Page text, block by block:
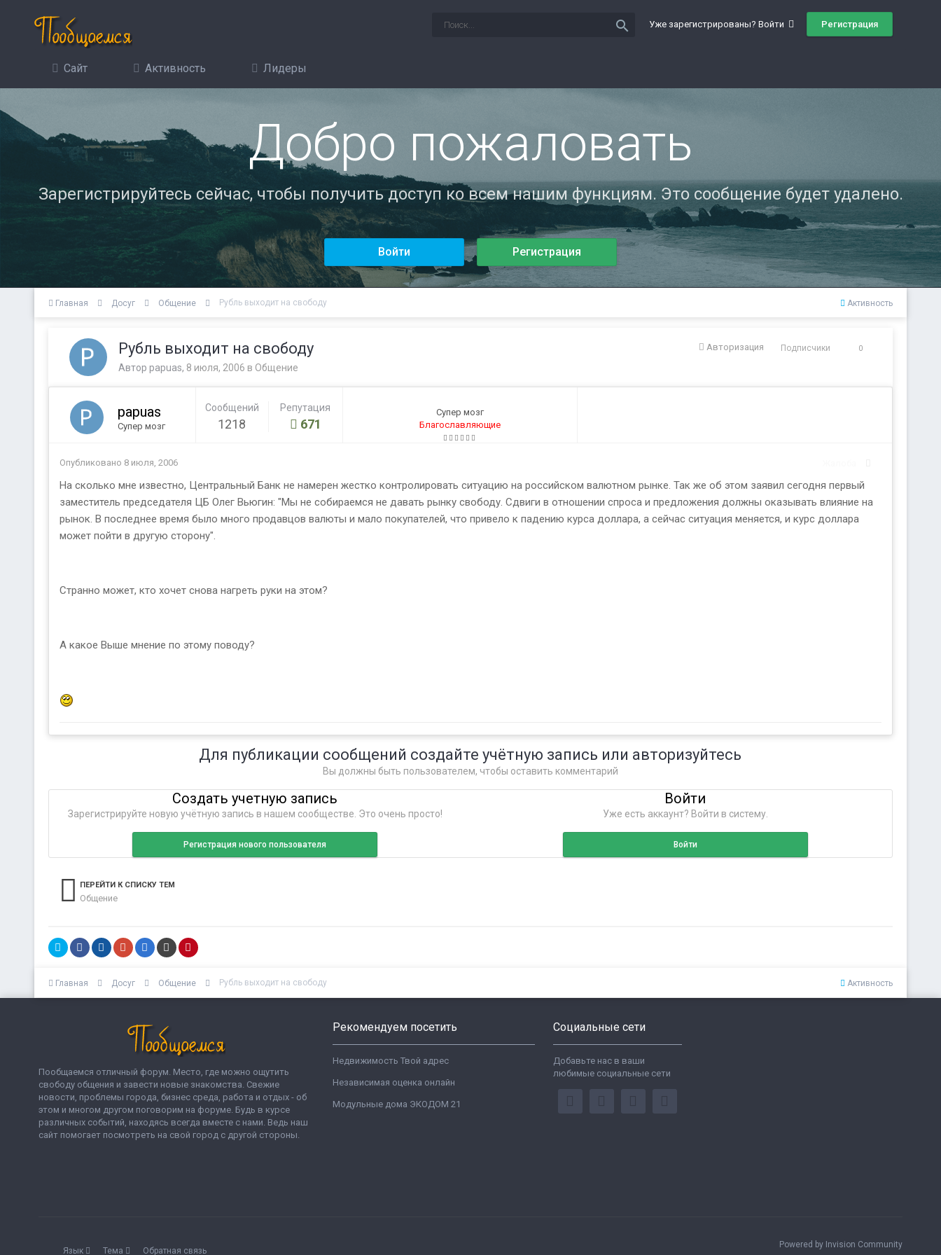
Уже зарегистрированы? Войти Регистрация
search
Сайт Активность Лидеры
Добро пожаловать
Зарегистрируйтесь сейчас, чтобы получить доступ ко всем нашим функциям. Это сообщение будет удалено.
Войти Регистрация
Активность
Главная Досуг Общение Рубль выходит на свободу
Авторизация Подписчики 0
Рубль выходит на свободу
Автор papuas, 8 июля, 2006 в Общение
papuas
Супер мозг
Сообщений
1218
Репутация
671
Супер мозг
Благославляющие
Опубликовано 8 июля, 2006
На сколько мне известно, Центральный Банк не намерен жестко контролировать ситуацию на российском валютном рынке. Так же об этом заявил сегодня первый
заместитель председателя ЦБ Олег Вьюгин: "Мы не собираемся не давать рынку свободу. Сдвиги в отношении спроса и предложения должны оказывать влияние на
рынок. В последнее время было много продавцов валюты и мало покупателей, что привело к падению курса доллара, а сейчас ситуация меняется, и курс доллара
может пойти в другую сторону".
Странно может, кто хочет снова нагреть руки на этом?
А какое Выше мнение по этому поводу?
Для публикации сообщений создайте учётную запись или авторизуйтесь
Вы должны быть пользователем, чтобы оставить комментарий
Создать учетную запись
Зарегистрируйте новую учётную запись в нашем сообществе. Это очень просто!
Регистрация нового пользователя
Войти
Уже есть аккаунт? Войти в систему.
Войти
ПЕРЕЙТИ К СПИСКУ ТЕМ
Общение
Активность
Главная Досуг Общение Рубль выходит на свободу
Пообщаемся отличный форум. Место, где можно ощутить
свободу общения и завести новые знакомства. Свежие
новости, проблемы города, бизнес среда, работа и отдых - об
этом и многом другом поговорим на форуме. Будь в курсе
различных событий, находясь всегда вместе с нами. Ведь наш
сайт помогает посмотреть на свой город с другой стороны.
Рекомендуем посетить
Недвижимость Твой адрес
Независимая оценка онлайн
Модульные дома ЭКОДОМ 21
Социальные сети
Добавьте нас в ваши
любимые социальные сети
Язык Тема Обратная связь
Powered by Invision Community